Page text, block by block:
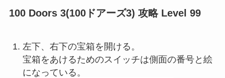
100 Doors 3(100ドアーズ3) 攻略 Level 99
左下、右下の宝箱を開ける。
宝箱をあけるためのスイッチは側面の番号と絵
になっている。